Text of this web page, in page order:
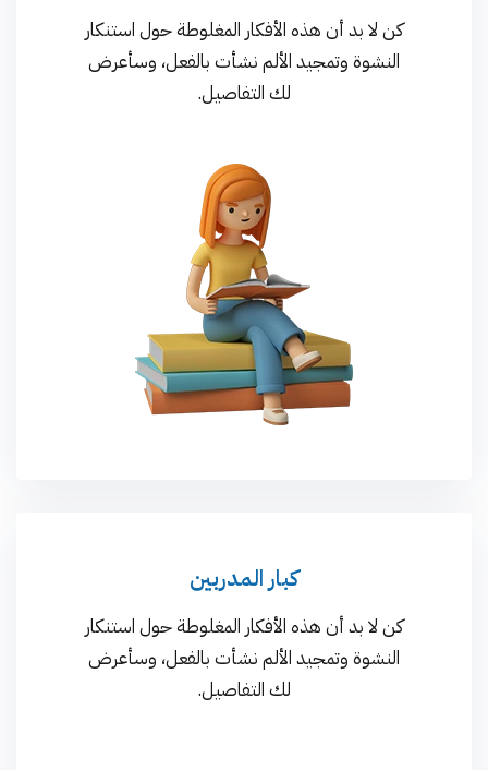
كن لا بد أن هذه الأفكار المغلوطة حول استنكار
النشوة وتمجيد الألم نشأت بالفعل، وسأعرض
لك التفاصيل.
كبار المدربين
كن لا بد أن هذه الأفكار المغلوطة حول استنكار
النشوة وتمجيد الألم نشأت بالفعل، وسأعرض
لك التفاصيل.